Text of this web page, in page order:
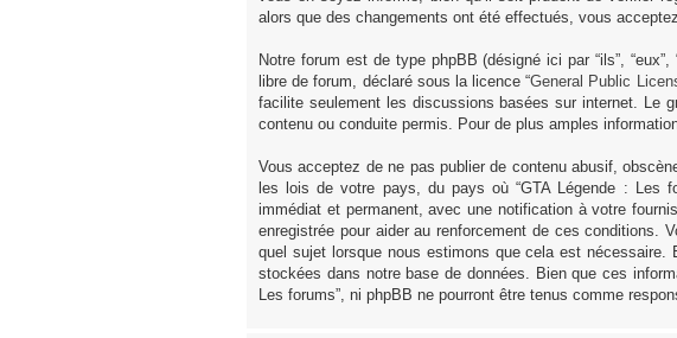
alors que des changements ont été effectués, vous
Notre forum est de type phpBB (désigné ici par “ils”, “eux”,
libre de forum, déclaré sous la licence “General Public
facilite seulement les discussions basées sur internet. Le
contenu ou conduite permis. Pour de plus amples
Vous acceptez de ne pas publier de contenu abusif,
les lois de votre pays, du pays où “GTA Légende : Les
immédiat et permanent, avec une notification à votre
enregistrée pour aider au renforcement de ces conditions.
quel sujet lorsque nous estimons que cela est
stockées dans notre base de données. Bien que ces
Les forums”, ni phpBB ne pourront être tenus comme